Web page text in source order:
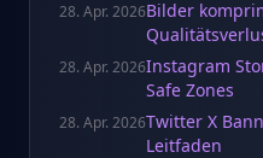
28. Apr. 2026Bilder
28. Apr. 2026Instagram
Safe Zones
28. Apr. 2026Twitter X
Leitfaden